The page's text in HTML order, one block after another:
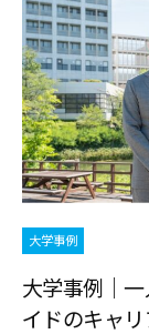
・
就
職
支
援
の
ヒ
ン
と
大学事例
大学事例｜
イドのキャ